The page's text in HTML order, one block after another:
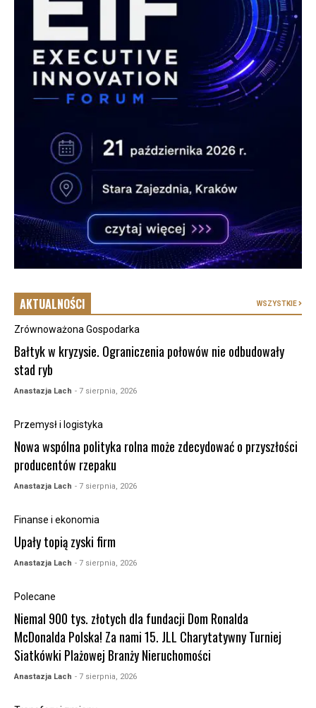
AKTUALNOŚCI WSZYSTKIE
Zrównoważona Gospodarka
Bałtyk w kryzysie. Ograniczenia połowów nie odbudowały
stad ryb
Anastazja Lach - 7 sierpnia, 2026
Przemysł i logistyka
Nowa wspólna polityka rolna może zdecydować o przyszłości
producentów rzepaku
Anastazja Lach - 7 sierpnia, 2026
Finanse i ekonomia
Upały topią zyski firm
Anastazja Lach - 7 sierpnia, 2026
Polecane
Niemal 900 tys. złotych dla fundacji Dom Ronalda
McDonalda Polska! Za nami 15. JLL Charytatywny Turniej
Siatkówki Plażowej Branży Nieruchomości
Anastazja Lach - 7 sierpnia, 2026